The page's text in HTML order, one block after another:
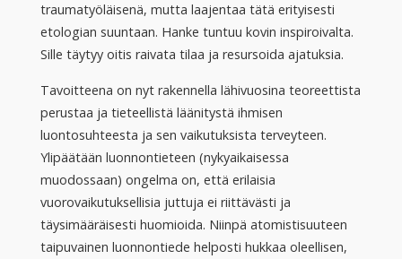
traumatyöläisenä, mutta laajentaa tätä erityisesti
etologian suuntaan. Hanke tuntuu kovin inspiroivalta.
Sille täytyy oitis raivata tilaa ja resursoida ajatuksia.
Tavoitteena on nyt rakennella lähivuosina teoreettista
perustaa ja tieteellistä läänitystä ihmisen
luontosuhteesta ja sen vaikutuksista terveyteen.
Ylipäätään luonnontieteen (nykyaikaisessa
muodossaan) ongelma on, että erilaisia
vuorovaikutuksellisia juttuja ei riittävästi ja
täysimääräisesti huomioida. Niinpä atomistisuuteen
taipuvainen luonnontiede helposti hukkaa oleellisen,